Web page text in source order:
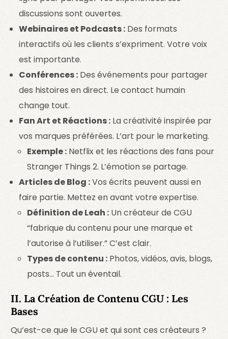
discussions sont ouvertes.
Webinaires et Podcasts : Des formats
interactifs où les clients s’expriment. Votre voix
est importante.
Conférences : Des événements pour partager
des histoires en direct. Le contact humain
change tout.
Fan Art et Réactions : La créativité inspirée par
vos marques préférées. L’art pour le marketing.
Exemple : Netflix et les réactions des fans pour
Stranger Things 2. L’émotion se partage.
Articles de Blog :Vos écrits peuvent aussi en
faire partie. Mettez en avant votre expertise.
Définition de Leah : Un créateur de CGU
“fabrique du contenu pour une marque et
l’autorise à l’utiliser.” C’est clair.
Types de contenu : Photos, vidéos, avis, blogs,
posts… Tout un éventail.
II. La Création de Contenu CGU : Les
Bases
Qu’est-ce que le CGU et qui sont ces créateurs ?